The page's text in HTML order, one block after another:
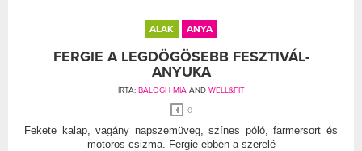
ALAK ANYA
FERGIE A LEGDÖGÖSEBB FESZTIVÁL-
ANYUKA
ÍRTA: BALOGH MIAAND WELL&FIT
0
Fekete kalap, vagány napszemüveg, színes póló, farmersort és
motoros csizma. Fergie ebben a szerelé